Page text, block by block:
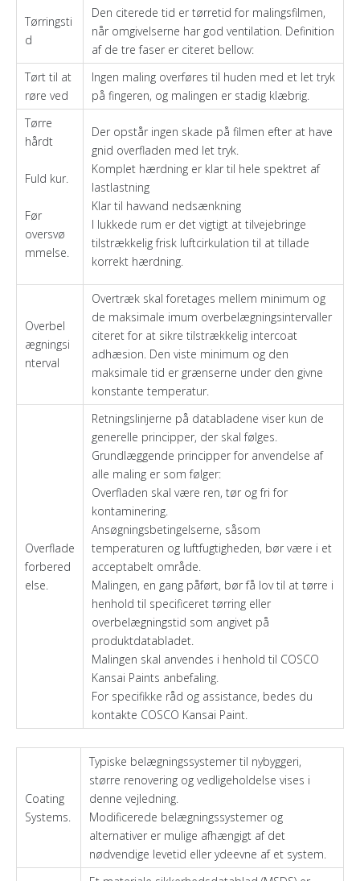
Tørringsti
d
Den citerede tid er tørretid for malingsfilmen,
når omgivelserne har god ventilation. Definition
af de tre faser er citeret bellow:
Tørt til at
røre ved
Ingen maling overføres til huden med et let tryk
på fingeren, og malingen er stadig klæbrig.
Tørre
hårdt
Fuld kur.
Før
oversvø
mmelse.
Der opstår ingen skade på filmen efter at have
gnid overfladen med let tryk.
Komplet hærdning er klar til hele spektret af
lastlastning
Klar til havvand nedsænkning
I lukkede rum er det vigtigt at tilvejebringe
tilstrækkelig frisk luftcirkulation til at tillade
korrekt hærdning.
Overbel
ægningsi
nterval
Overtræk skal foretages mellem minimum og
de maksimale imum overbelægningsintervaller
citeret for at sikre tilstrækkelig intercoat
adhæsion. Den viste minimum og den
maksimale tid er grænserne under den givne
konstante temperatur.
Overflade
forbered
else.
Retningslinjerne på databladene viser kun de
generelle principper, der skal følges.
Grundlæggende principper for anvendelse af
alle maling er som følger:
Overfladen skal være ren, tør og fri for
kontaminering.
Ansøgningsbetingelserne, såsom
temperaturen og luftfugtigheden, bør være i et
acceptabelt område.
Malingen, en gang påført, bør få lov til at tørre i
henhold til specificeret tørring eller
overbelægningstid som angivet på
produktdatabladet.
Malingen skal anvendes i henhold til COSCO
Kansai Paints anbefaling.
For specifikke råd og assistance, bedes du
kontakte COSCO Kansai Paint.
Coating
Systems.
Typiske belægningssystemer til nybyggeri,
større renovering og vedligeholdelse vises i
denne vejledning.
Modificerede belægningssystemer og
alternativer er mulige afhængigt af det
nødvendige levetid eller ydeevne af et system.